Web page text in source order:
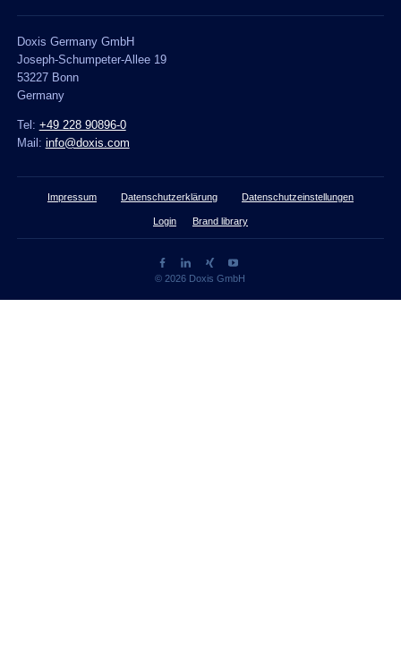
Doxis Germany GmbH
Joseph-Schumpeter-Allee 19
53227 Bonn
Germany
Tel: +49 228 90896-0
Mail: info@doxis.com
Impressum Datenschutzerklärung Datenschutzeinstellungen
Login Brand library
© 2026 Doxis GmbH